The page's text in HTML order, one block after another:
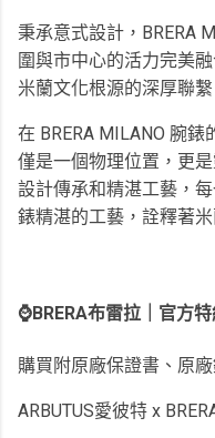
秉承意式設計，BRERA
圍與市中心的活力完美
米蘭文化根源的深厚聯繫
在 BRERA MILANO 腕
僅是一個物理位置，更
設計傳承和精湛工藝，
錶精湛的工藝，詮釋著
⌚️BRERA布雷拉 官方
購買附原廠保證書、原
ARBUTUS愛彼特 x